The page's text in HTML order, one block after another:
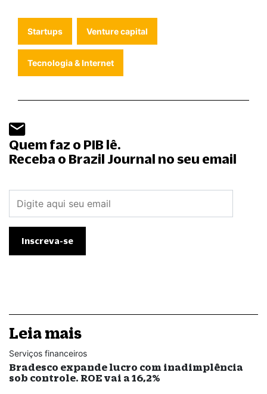
Startups Venture capital
Tecnologia & Internet
Quem faz o PIB lê.
Receba o Brazil Journal no seu email
Leia mais
Serviços financeiros
Bradesco expande lucro com inadimplência
sob controle. ROE vai a 16,2%